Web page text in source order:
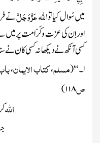
میں سُوال کیا تواللّٰہعَزَّ وَجَلَّنے
اور اِن کی عزت وکَرَامت پر میں
کسی آنکھ نے دیکھا نہ کسی کان نے
ا۔‘‘(مسلم،کتاب الایمان،
ص۱۱۸)
اللّٰہ